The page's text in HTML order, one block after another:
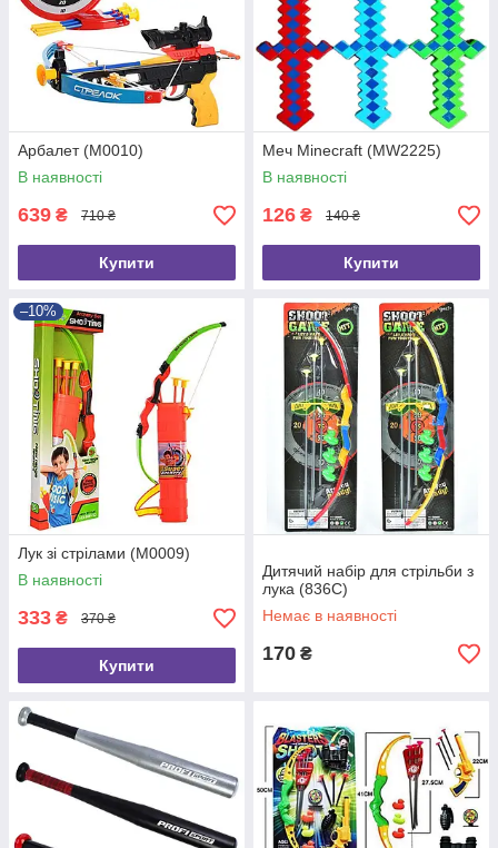
Арбалет (M0010)
В наявності
639 ₴ 710 ₴
Купити
Меч Minecraft (MW2225)
В наявності
126 ₴ 140 ₴
Купити
–10%
Лук зі стрілами (M0009)
В наявності
333 ₴ 370 ₴
Купити
Дитячий набір для стрільби з
лука (836C)
Немає в наявності
170 ₴